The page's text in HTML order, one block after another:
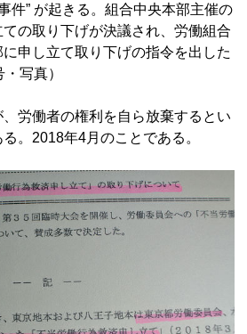
件” が起きる。組合中央本部主催の
の取り下げが決議され、労働組合
申し立て取り下げの指令を出した
写真）
労働者の権利を自ら放棄するとい
。2018年4月のことである。